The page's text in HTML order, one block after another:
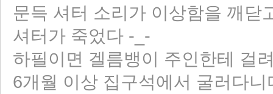
문득 셔터 소리가 이상함을 깨닫
셔터가 죽었다 -_-
하필이면 겔름뱅이 주인한테 걸
6개월 이상 집구석에서 굴러다니